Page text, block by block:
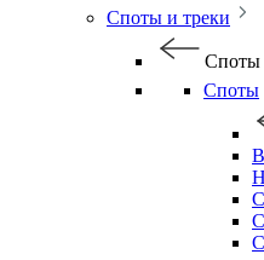
Споты и треки
Споты
Споты